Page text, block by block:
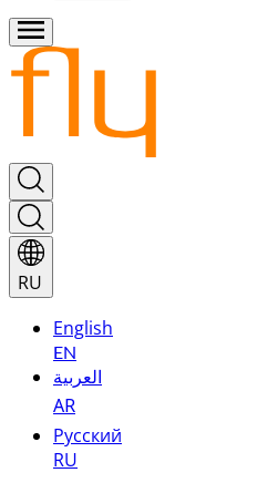
RU
English
EN
العربية
AR
Русский
RU